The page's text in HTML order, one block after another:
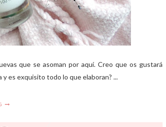
que se asoman por aquí. Creo que os gustará
es exquisito todo lo que elaboran? ...